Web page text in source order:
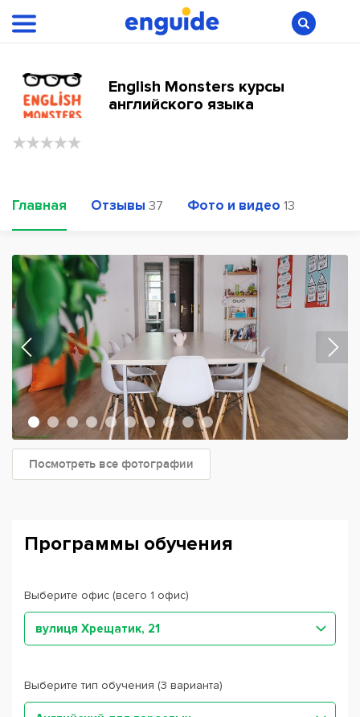
English Monsters курсы
английского языка
Главная Отзывы 37 Фото и видео 13
Посмотреть все фотографии
Программы обучения
Выберите офис (всего 1 офис)
вулиця Хрещатик, 21
Выберите тип обучения (3 варианта)